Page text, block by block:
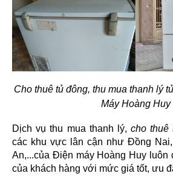
Cho thuê tủ đông, thu mua thanh lý
Máy Hoàng Huy
Dịch vụ thu mua thanh lý, cho thuê
các khu vực lân cận như Đồng
An,...của Điện máy Hoàng Huy luôn
của khách hàng với mức giá tốt, ưu